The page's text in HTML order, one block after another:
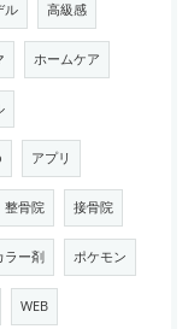
ル 高級感
ホームケア
アプリ
整骨院 接骨院
ラー剤 ポケモン
WEB